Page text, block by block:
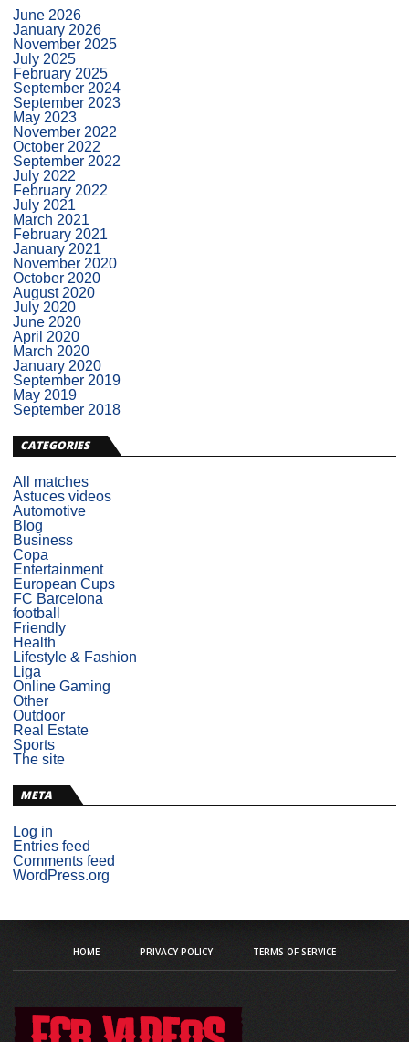
June 2026
January 2026
November 2025
July 2025
February 2025
September 2024
September 2023
May 2023
November 2022
October 2022
September 2022
July 2022
February 2022
July 2021
March 2021
February 2021
January 2021
November 2020
October 2020
August 2020
July 2020
June 2020
April 2020
March 2020
January 2020
September 2019
May 2019
September 2018
CATEGORIES
All matches
Astuces videos
Automotive
Blog
Business
Copa
Entertainment
European Cups
FC Barcelona
football
Friendly
Health
Lifestyle & Fashion
Liga
Online Gaming
Other
Outdoor
Real Estate
Sports
The site
META
Log in
Entries feed
Comments feed
WordPress.org
HOME PRIVACY POLICY TERMS OF SERVICE